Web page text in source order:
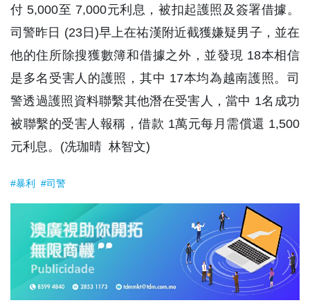
付 5,000至 7,000元利息，被扣起護照及簽署借據。
司警昨日 (23日)早上在祐漢附近截獲嫌疑男子，並在
他的住所除搜獲數簿和借據之外，並發現 18本相信
是多名受害人的護照，其中 17本均為越南護照。司
警透過護照資料聯繫其他潛在受害人，當中 1名成功
被聯繫的受害人報稱，借款 1萬元每月需償還 1,500
元利息。(冼珈晴 林智文)
#暴利 #司警